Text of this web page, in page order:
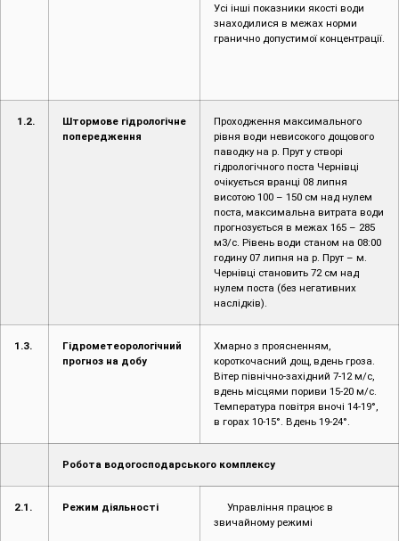
Усі інші показники якості води
знаходилися в межах норми
гранично допустимої концентрації.
1.2.
Штормове гідрологічне
попередження
Проходження максимального
рівня води невисокого дощового
паводку на р. Прут у створі
гідрологічного поста Чернівці
очікується вранці 08 липня
висотою 100 – 150 см над нулем
поста, максимальна витрата води
прогнозується в межах 165 – 285
м3/с. Рівень води станом на 08:00
годину 07 липня на р. Прут – м.
Чернівці становить 72 см над
нулем поста (без негативних
наслідків).
1.3.
Гідрометеорологічний
прогноз на добу
Хмарно з проясненням,
короткочасний дощ, вдень гроза.
Вітер північно-західний 7-12 м/с,
вдень місцями пориви 15-20 м/с.
Температура повітря вночі 14-19°,
в горах 10-15°. Вдень 19-24°.
Робота водогосподарського комплексу
2.1. Режим діяльності
Управління працює в
звичайному режимі